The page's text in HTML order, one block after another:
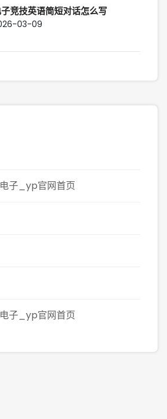
竞技英语简短对话怎么写
03-09
子_yp官网首页
子_yp官网首页